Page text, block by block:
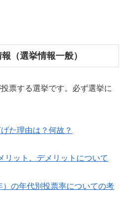
（選挙情報一般）
票する選挙です。必ず選挙に
た理由は？何故？
リット、デメリットについて
の年代別投票率についての考